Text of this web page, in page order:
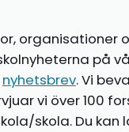
organisationer
på
nyhetsbrev. Vi
vi över 100
skola. Du kan